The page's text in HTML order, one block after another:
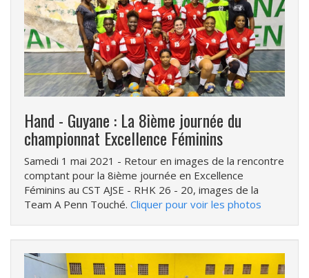
Hand - Guyane : La 8ième journée du
championnat Excellence Féminins
Samedi 1 mai 2021 - Retour en images de la rencontre
comptant pour la 8ième journée en Excellence
Féminins au CST AJSE - RHK 26 - 20, images de la
Team A Penn Touché. Cliquer pour voir les photos